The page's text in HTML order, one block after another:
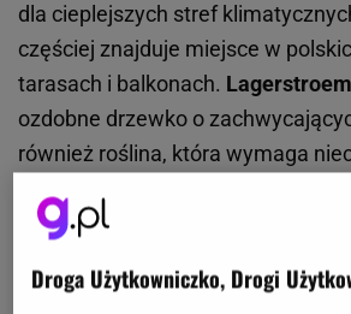
dla cieplejszych stref
częściej znajduje miejsce w
tarasach i balkonach.
ozdobne drzewko o
również roślina, która wymaga
odpowiednie warunki, potrafi
przez wiele tygodni. Warto więc
Droga Użytkowniczko, Drogi